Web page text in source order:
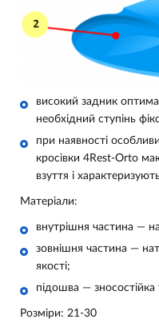
високий задник
необхідний ступінь
при наявності
кросівки 4Rest-Orto
взуття і
Матеріали:
внутрішня частина —
зовнішня частина —
якості;
підошва —
Розміри: 21-30